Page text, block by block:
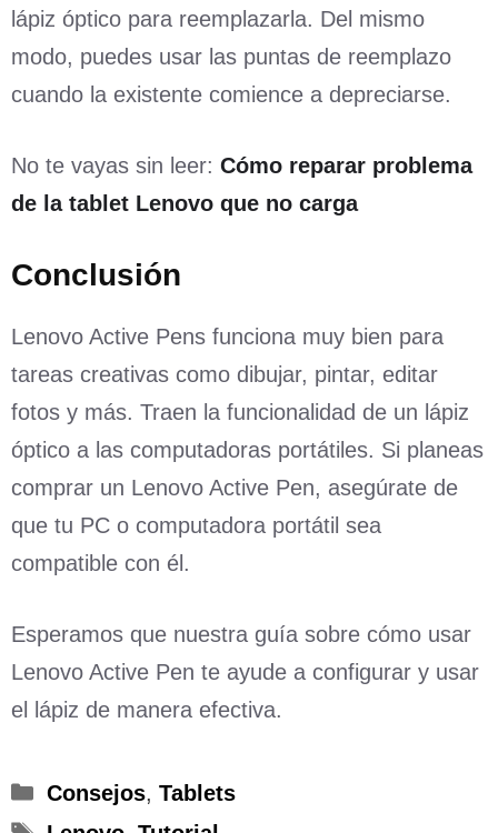
lápiz óptico para reemplazarla. Del mismo
modo, puedes usar las puntas de reemplazo
cuando la existente comience a depreciarse.
No te vayas sin leer: Cómo reparar problema
de la tablet Lenovo que no carga
Conclusión
Lenovo Active Pens funciona muy bien para
tareas creativas como dibujar, pintar, editar
fotos y más. Traen la funcionalidad de un lápiz
óptico a las computadoras portátiles. Si planeas
comprar un Lenovo Active Pen, asegúrate de
que tu PC o computadora portátil sea
compatible con él.
Esperamos que nuestra guía sobre cómo usar
Lenovo Active Pen te ayude a configurar y usar
el lápiz de manera efectiva.
Categorías
Consejos, Tablets